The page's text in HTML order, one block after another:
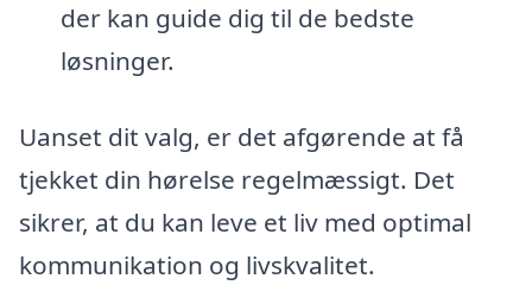
der kan guide dig til de bedste
løsninger.
Uanset dit valg, er det afgørende at få
tjekket din hørelse regelmæssigt. Det
sikrer, at du kan leve et liv med optimal
kommunikation og livskvalitet.